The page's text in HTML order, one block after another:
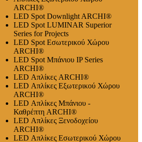
ARCHI®
LED Spot Downlight ARCHI®
LED Spot LUMINAR Superior
Series for Projects
LED Spot Εσωτερικού Χώρου
ARCHI®
LED Spot Μπάνιου IP Series
ARCHI®
LED Απλίκες ARCHI®
LED Απλίκες Εξωτερικού Χώρου
ARCHI®
LED Απλίκες Μπάνιου -
Καθρέπτη ARCHI®
LED Απλίκες Ξενοδοχείου
ARCHI®
LED Απλίκες Εσωτερικού Χώρου